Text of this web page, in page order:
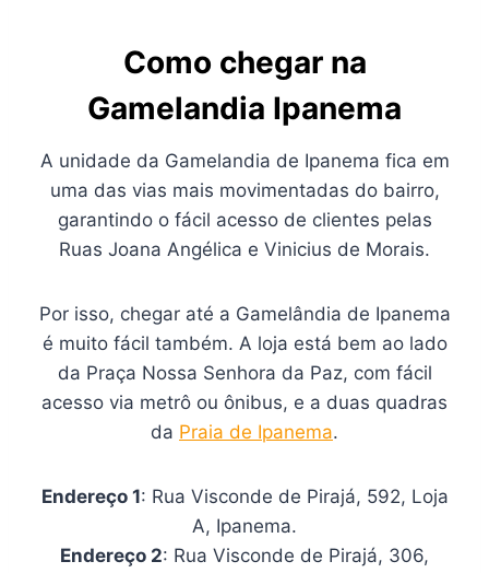
Como chegar na
Gamelandia Ipanema
A unidade da Gamelandia de Ipanema fica em
uma das vias mais movimentadas do bairro,
garantindo o fácil acesso de clientes pelas
Ruas Joana Angélica e Vinicius de Morais.
Por isso, chegar até a Gamelândia de Ipanema
é muito fácil também. A loja está bem ao lado
da Praça Nossa Senhora da Paz, com fácil
acesso via metrô ou ônibus, e a duas quadras
da Praia de Ipanema.
Endereço 1: Rua Visconde de Pirajá, 592, Loja
A, Ipanema.
Endereço 2: Rua Visconde de Pirajá, 306,